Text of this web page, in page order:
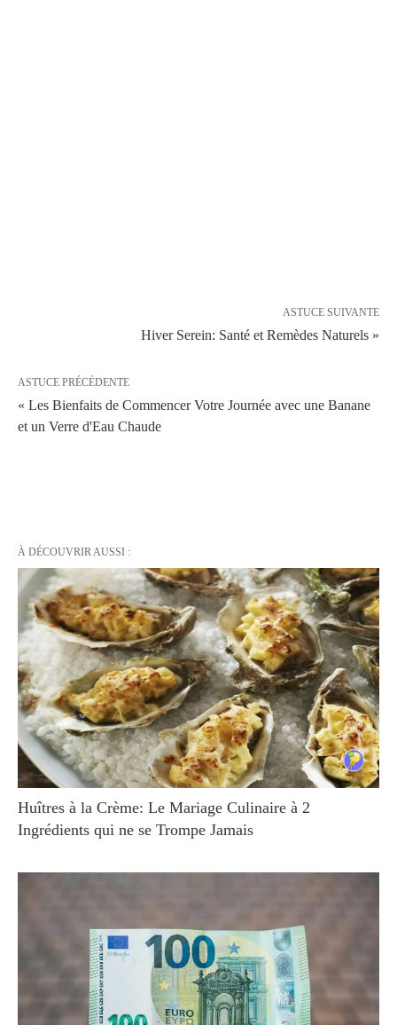
ASTUCE SUIVANTE
Hiver Serein: Santé et Remèdes Naturels »
ASTUCE PRÉCÉDENTE
« Les Bienfaits de Commencer Votre Journée avec une Banane
et un Verre d'Eau Chaude
À DÉCOUVRIR AUSSI :
Huîtres à la Crème: Le Mariage Culinaire à 2
Ingrédients qui ne se Trompe Jamais